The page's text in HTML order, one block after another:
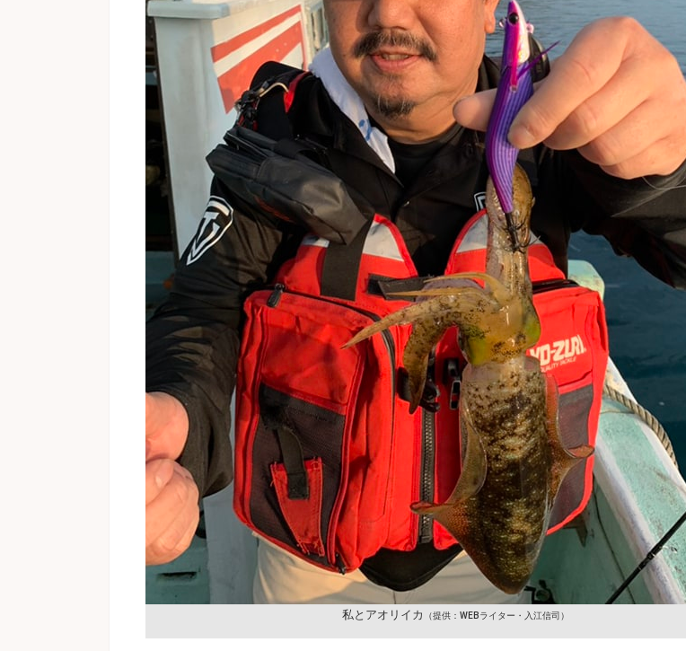
私とアオリイカ （提供：WEBライター・入江信司）